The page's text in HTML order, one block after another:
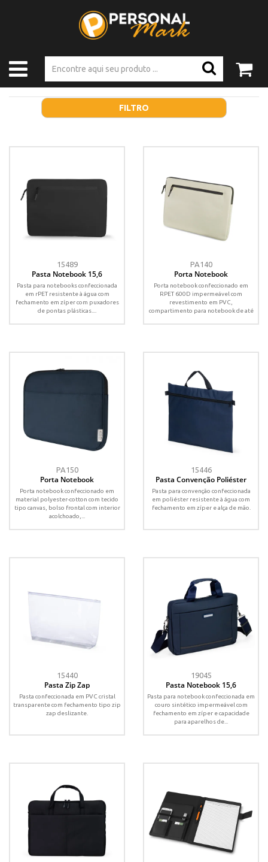
FILTRO
15489
Pasta Notebook 15,6
Pasta para notebooks confeccionada
em rPET resistente à água com
fechamento em zíper com puxadores
de pontas plásticas....
PA140
Porta Notebook
Porta notebook confeccionado em
RPET 600D impermeável com
revestimento em PVC,
compartimento para notebook de até
PA150
Porta Notebook
Porta notebook confeccionado em
material polyester-cotton com tecido
tipo canvas, bolso frontal com interior
acolchoado,...
15446
Pasta Convenção Poliéster
Pasta para convenção confeccionada
em poliéster resistente à água com
fechamento em zíper e alça de mão.
15440
Pasta Zip Zap
Pasta confeccionada em PVC cristal
transparente com fechamento tipo zip
zap deslizante.
19045
Pasta Notebook 15,6
Pasta para notebook confeccionada em
couro sintético impermeável com
fechamento em zíper e capacidade
para aparelhos de...